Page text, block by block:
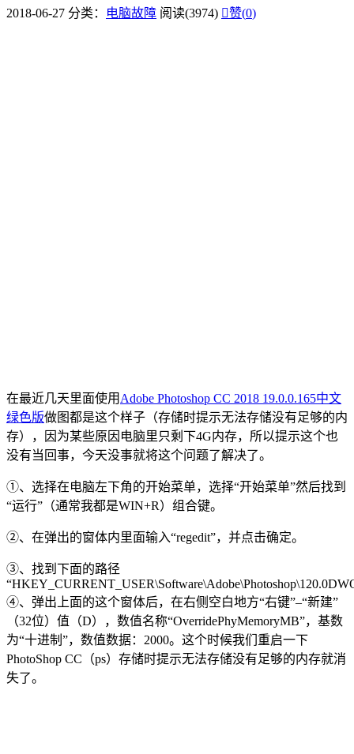
2018-06-27 分类： 电脑故障 阅读(3974) 赞(0)
在最近几天里面使用 Adobe Photoshop CC 2018 19.0.0.165中文
绿色版做图都是这个样子（存储时提示无法存储没有足够的内
存），因为某些原因电脑里只剩下4G内存，所以提示这个也
没有当回事，今天没事就将这个问题了解决了。
①、选择在电脑左下角的开始菜单，选择“开始菜单”然后找到
“运行”（通常我都是WIN+R）组合键。
②、在弹出的窗体内里面输入“regedit”，并点击确定。
③、找到下面的路径
④、弹出上面的这个窗体后，在右侧空白地方“右键”–“新建”
（32位）值（D），数值名称“OverridePhyMemoryMB”，基数
为“十进制”，数值数据：2000。这个时候我们重启一下
PhotoShop CC（ps）存储时提示无法存储没有足够的内存就消
失了。